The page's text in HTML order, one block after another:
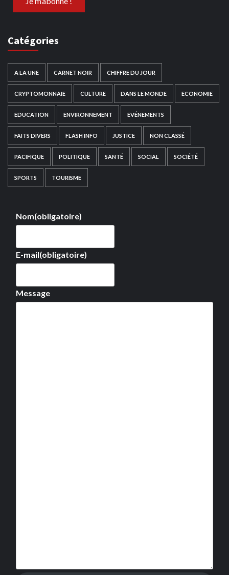
Catégories
A LA UNE CARNET NOIR CHIFFRE DU JOUR
CRYPTOMONNAIE CULTURE DANS LE MONDE ECONOMIE
EDUCATION ENVIRONNEMENT EVÉNEMENTS
FAITS DIVERS FLASH INFO JUSTICE NON CLASSÉ
PACIFIQUE POLITIQUE SANTÉ SOCIAL SOCIÉTÉ
SPORTS TOURISME
Nom(obligatoire)
E-mail(obligatoire)
Message